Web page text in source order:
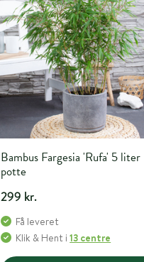
Bambus Fargesia 'Rufa' 5 liter
potte
299 kr.
Få leveret
Klik & Hent i13 centre